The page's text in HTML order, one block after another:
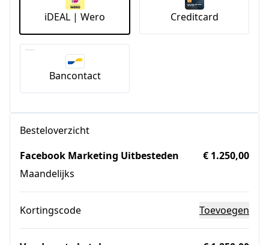
iDEAL | Wero Creditcard
Bancontact
Besteloverzicht
Facebook Marketing Uitbesteden
Maandelijks
€ 1.250,00
Kortingscode Toevoegen